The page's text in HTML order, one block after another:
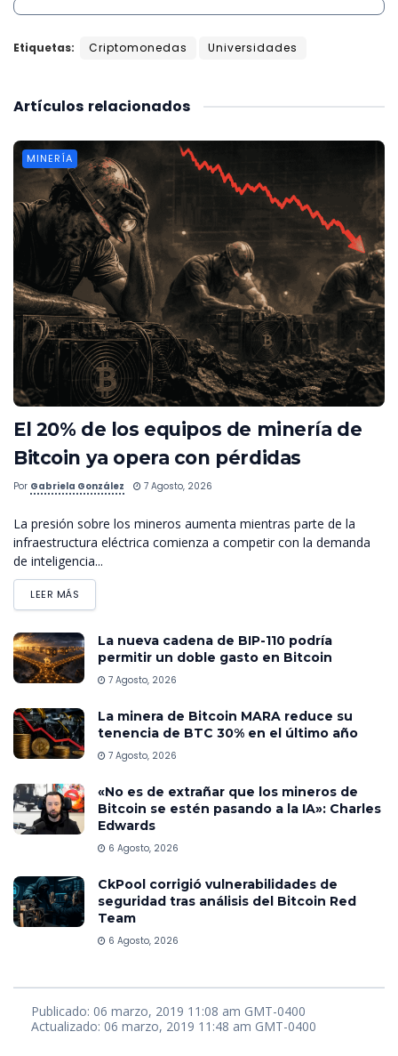
Etiquetas: Criptomonedas Universidades
relacionados
Artículos
MINERÍA
El 20% de los equipos de minería de
Bitcoin ya opera con pérdidas
Por Gabriela González 7 Agosto, 2026
La presión sobre los mineros aumenta mientras parte de la
infraestructura eléctrica comienza a competir con la demanda
de inteligencia...
LEER MÁS
La nueva cadena de BIP-110 podría
permitir un doble gasto en Bitcoin
7 Agosto, 2026
La minera de Bitcoin MARA reduce su
tenencia de BTC 30% en el último año
7 Agosto, 2026
«No es de extrañar que los mineros de
Bitcoin se estén pasando a la IA»: Charles
Edwards
6 Agosto, 2026
CkPool corrigió vulnerabilidades de
seguridad tras análisis del Bitcoin Red
Team
6 Agosto, 2026
Publicado: 06 marzo, 2019 11:08 am GMT-0400
Actualizado: 06 marzo, 2019 11:48 am GMT-0400